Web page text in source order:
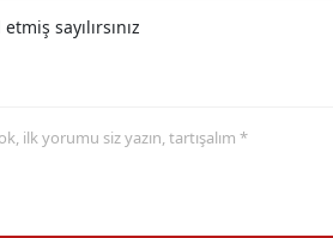
sayılırsınız
ilk yorumu siz yazın, tartışalım *